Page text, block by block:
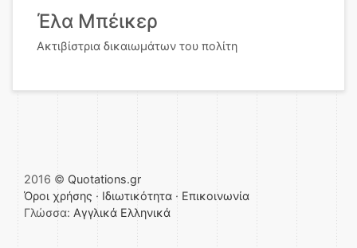
Έλα Μπέικερ
Ακτιβίστρια δικαιωμάτων του πολίτη
2016 © Quotations.gr
Όροι χρήσης · Ιδιωτικότητα · Επικοινωνία
Γλώσσα: Αγγλικά Ελληνικά